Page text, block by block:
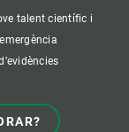
talent científic i